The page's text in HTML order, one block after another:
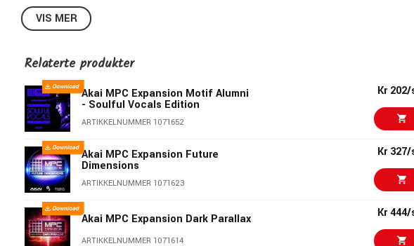
Vol. 1 inneholder over 1100 samples, alle håndplukket fra Tims bibliotek og fullt
utstyrskjede. Dette utvidelsespakken er optimalisert for MPC 2.0, og benytter den
din neste kjempetittel!
VIS MER
Relaterte produkter
Akai MPC Expansion Motif Alumni
- Soulful Vocals Edition
ARTIKKELNUMMER 1071652
Kr
Akai MPC Expansion Future
Dimensions
ARTIKKELNUMMER 1071623
Kr
Akai MPC Expansion Dark Parallax
ARTIKKELNUMMER 1071614
Kr